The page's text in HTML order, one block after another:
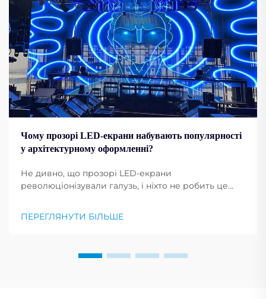
Чому прозорі LED-екрани набувають популярності
у архітектурному оформленні?
Не дивно, що прозорі LED-екрани
революціонізували галузь, і ніхто не робить це
перетворювати будівлі на динамічні
ПЕРЕГЛЯНУТИ БІЛЬШЕ